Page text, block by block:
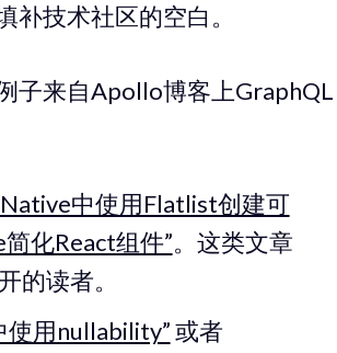
技术社区的空白。
子来自Apollo博客上GraphQL
Native中使用Flatlist创建可
化React组件”。这类文章
的读者。
使用nullability”或者